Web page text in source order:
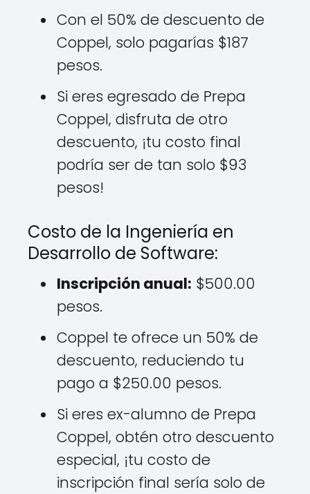
Con el 50% de descuento de
Coppel, solo pagarías $187
pesos.
Si eres egresado de Prepa
Coppel, disfruta de otro
descuento, ¡tu costo final
podría ser de tan solo $93
pesos!
Costo de la Ingeniería en
Desarrollo de Software:
Inscripción anual: $500.00
pesos.
Coppel te ofrece un 50% de
descuento, reduciendo tu
pago a $250.00 pesos.
Si eres ex-alumno de Prepa
Coppel, obtén otro descuento
especial, ¡tu costo de
inscripción final sería solo de